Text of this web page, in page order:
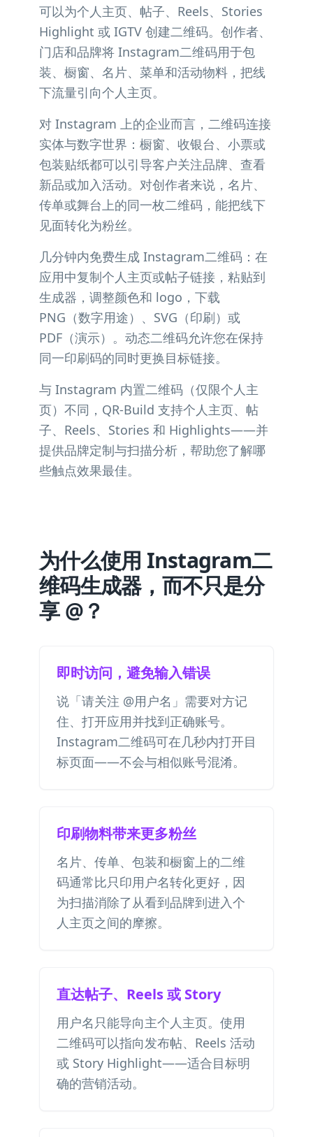
可以为个人主页、帖子、Reels、Stories
Highlight 或 IGTV 创建二维码。创作者、
门店和品牌将 Instagram二维码用于包
装、橱窗、名片、菜单和活动物料，把线
下流量引向个人主页。
对 Instagram 上的企业而言，二维码连接
实体与数字世界：橱窗、收银台、小票或
包装贴纸都可以引导客户关注品牌、查看
新品或加入活动。对创作者来说，名片、
传单或舞台上的同一枚二维码，能把线下
见面转化为粉丝。
几分钟内免费生成 Instagram二维码：在
应用中复制个人主页或帖子链接，粘贴到
生成器，调整颜色和 logo，下载
PNG（数字用途）、SVG（印刷）或
PDF（演示）。动态二维码允许您在保持
同一印刷码的同时更换目标链接。
与 Instagram 内置二维码（仅限个人主
页）不同，QR-Build 支持个人主页、帖
子、Reels、Stories 和 Highlights——并
提供品牌定制与扫描分析，帮助您了解哪
些触点效果最佳。
为什么使用 Instagram二
维码生成器，而不只是分
享 @？
即时访问，避免输入错误
说「请关注 @用户名」需要对方记
住、打开应用并找到正确账号。
Instagram二维码可在几秒内打开目
标页面——不会与相似账号混淆。
印刷物料带来更多粉丝
名片、传单、包装和橱窗上的二维
码通常比只印用户名转化更好，因
为扫描消除了从看到品牌到进入个
人主页之间的摩擦。
直达帖子、Reels 或 Story
用户名只能导向主个人主页。使用
二维码可以指向发布帖、Reels 活动
或 Story Highlight——适合目标明
确的营销活动。